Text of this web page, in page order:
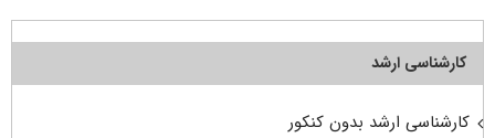
کارشناسی ارشد
کارشناسی ارشد بدون کنکور